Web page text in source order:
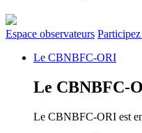
Espace observateurs
Le CBNBFC-ORI
Le CBNBFC-
Le CBNBFC-ORI est